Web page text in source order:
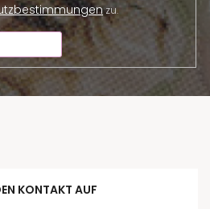
zu.
KONTAKT AUF